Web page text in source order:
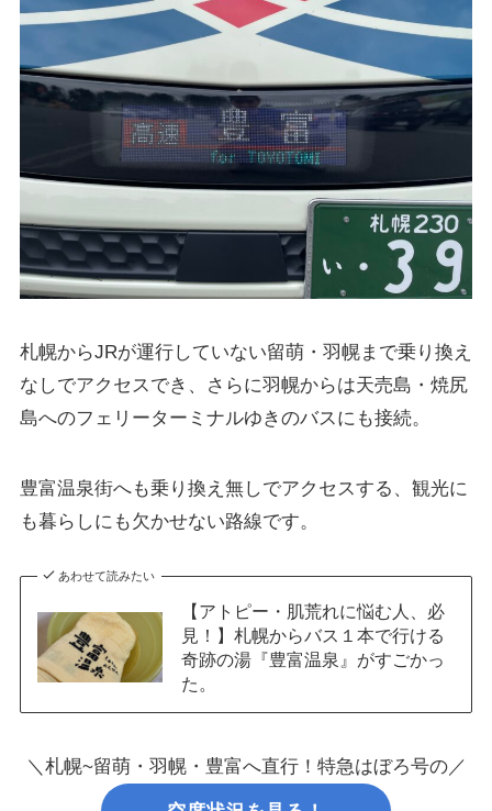
札幌からJRが運行していない留萌・羽幌まで乗り換え
なしでアクセスでき、さらに羽幌からは天売島・焼尻
島へのフェリーターミナルゆきのバスにも接続。
豊富温泉街へも乗り換え無しでアクセスする、観光に
も暮らしにも欠かせない路線です。
あわせて読みたい
【アトピー・肌荒れに悩む人、必
見！】札幌からバス１本で行ける
奇跡の湯『豊富温泉』がすごかっ
た。
＼札幌~留萌・羽幌・豊富へ直行！特急はぼろ号の／